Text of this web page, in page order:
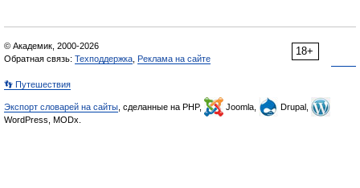
18+
© Академик, 2000-2026
Обратная связь: Техподдержка Реклама на сайте
👣 Путешествия
Экспорт словарей на сайты , сделанные на PHP, Joomla,
Drupal,
WordPress, MODx.